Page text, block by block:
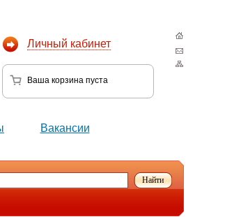
Личный кабинет
Ваша корзина пуста
Вакансии